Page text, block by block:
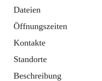
Dateien
Öffnungszeiten
Kontakte
Standorte
Beschreibung